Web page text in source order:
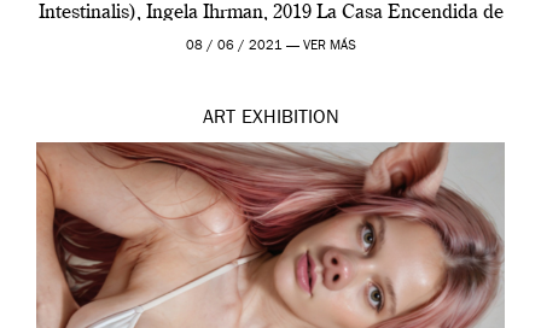
Intestinalis), Ingela Ihrman, 2019 La Casa Encendida de
Madrid y la Wellcome […]
08 / 06 / 2021 — VER MÁS
ART EXHIBITION